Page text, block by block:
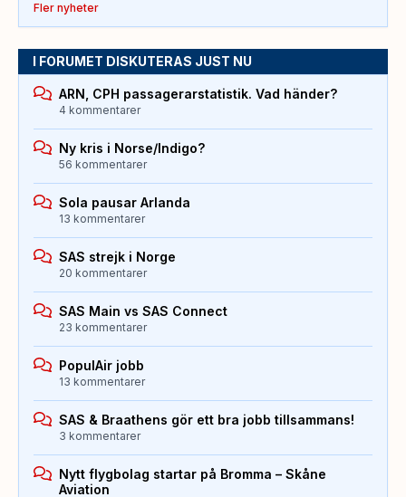
Fler nyheter
I FORUMET DISKUTERAS JUST NU
ARN, CPH passagerarstatistik. Vad händer?
4 kommentarer
Ny kris i Norse/Indigo?
56 kommentarer
Sola pausar Arlanda
13 kommentarer
SAS strejk i Norge
20 kommentarer
SAS Main vs SAS Connect
23 kommentarer
PopulAir jobb
13 kommentarer
SAS & Braathens gör ett bra jobb tillsammans!
3 kommentarer
Nytt flygbolag startar på Bromma – Skåne
Aviation